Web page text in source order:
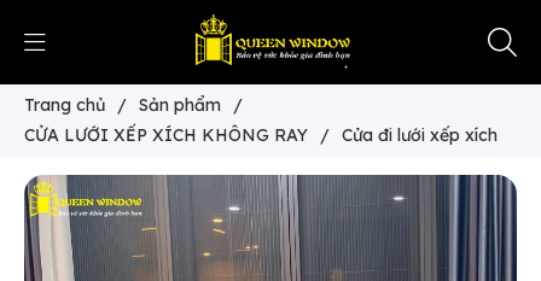
Trang chủ / Sản phẩm
/
CỬA LƯỚI XẾP XÍCH KHÔNG RAY
/ Cửa đi lưới xếp xích